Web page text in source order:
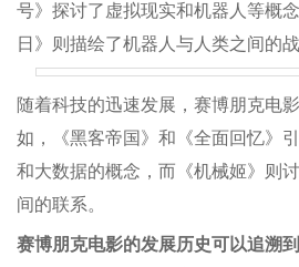
号》探讨了虚拟现实和机器人等概
日》则描绘了机器人与人类之间的战
随着科技的迅速发展，赛博朋克电
如，《黑客帝国》和《全面回忆》
和大数据的概念，而《机械姬》则
间的联系。
赛博朋克电影的发展历史可以追溯